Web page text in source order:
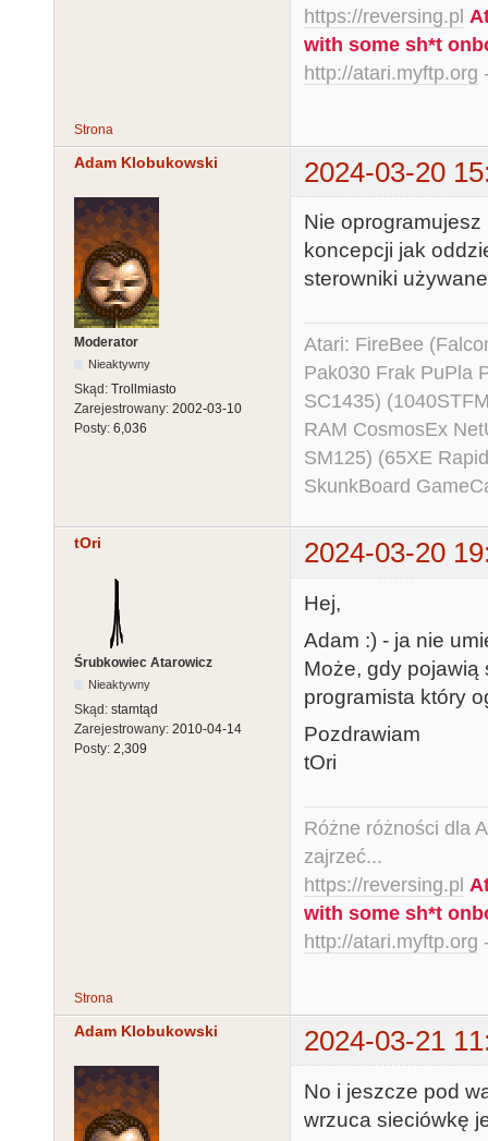
https://reversing.pl
with some sh*t
http://atari.myftp.org
Strona
Adam Klobukowski 2024-03-20
Moderator
Nieaktywny
Skąd: Trollmiasto
Zarejestrowany: 2002-03-10
Posty: 6,036
Nie
koncepcji jak
sterowniki
Atari: FireBee
Pak030 Frak PuPla
SC1435)
RAM CosmosEx
SM125) (65XE
SkunkBoard
tOri 2024-03-20
Śrubkowiec Atarowicz
Nieaktywny
Skąd: stamtąd
Zarejestrowany: 2010-04-14
Posty: 2,309
Hej,
Adam :) - ja nie
Może, gdy pojawią
programista który
Pozdrawiam
tOri
Różne różności dla
zajrzeć...
https://reversing.pl
with some sh*t
http://atari.myftp.org
Strona
Adam Klobukowski 2024-03-21
No i jeszcze pod
wrzuca sieciówkę